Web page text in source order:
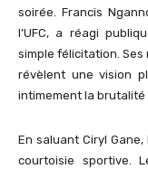
soirée. Francis
l’UFC, a réagi
simple félicitation. Ses
révèlent une vision
intimement la brutalité
En saluant Ciryl
courtoisie sportive.